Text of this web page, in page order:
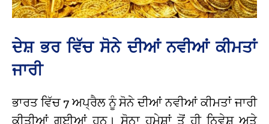
ਦੇਸ਼ ਭਰ ਵਿੱਚ ਸੋਨੇ ਦੀਆਂ ਨਵੀਆਂ ਕੀਮਤਾਂ
ਜਾਰੀ
ਭਾਰਤ ਵਿੱਚ 7 ਅਪ੍ਰੈਲ ਨੂੰ ਸੋਨੇ ਦੀਆਂ ਨਵੀਆਂ ਕੀਮਤਾਂ ਜਾਰੀ
ਕੀਤੀਆਂ ਗਈਆਂ ਹਨ। ਸੋਨਾ ਹਮੇਸ਼ਾਂ ਤੋਂ ਹੀ ਨਿਵੇਸ਼ ਅਤੇ